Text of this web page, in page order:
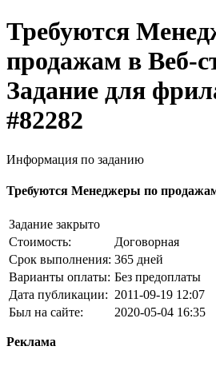
Требуются
продажам в Веб-
Задание для
#82282
Информация по заданию
Требуются Менеджеры по
Задание закрыто
Стоимость:
Договорная
Срок выполнения: 365 дней
Варианты оплаты: Без предоплаты
Дата публикации: 2011-09-19 12:07
Был на сайте:
2020-05-04 16:35
Реклама